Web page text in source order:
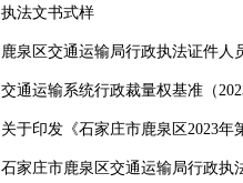
执法文书式样
鹿泉区交通运输局行政执法证件人
交通运输系统行政裁量权基准（
关于印发《石家庄市鹿泉区2023
石家庄市鹿泉区交通运输局行政执